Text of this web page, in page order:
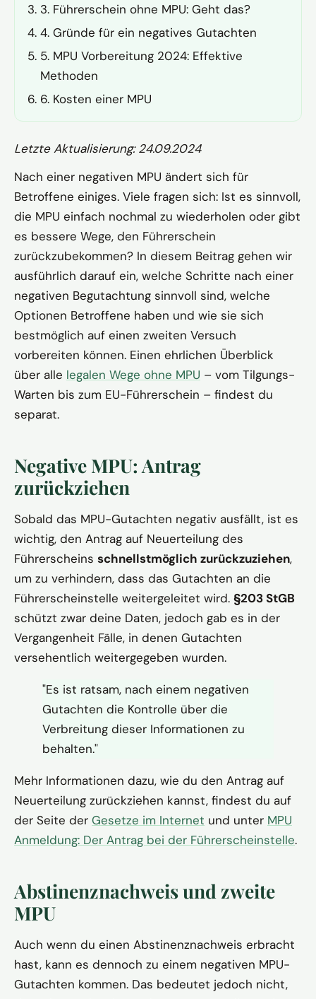
3. Führerschein ohne MPU: Geht das?
4. Gründe für ein negatives Gutachten
5. MPU Vorbereitung 2024: Effektive
Methoden
6. Kosten einer MPU
Letzte Aktualisierung: 24.09.2024
Nach einer negativen MPU ändert sich für
Betroffene einiges. Viele fragen sich: Ist es sinnvoll,
die MPU einfach nochmal zu wiederholen oder gibt
es bessere Wege, den Führerschein
zurückzubekommen? In diesem Beitrag gehen wir
ausführlich darauf ein, welche Schritte nach einer
negativen Begutachtung sinnvoll sind, welche
Optionen Betroffene haben und wie sie sich
bestmöglich auf einen zweiten Versuch
vorbereiten können. Einen ehrlichen Überblick
über alle legalen Wege ohne MPU – vom Tilgungs-
Warten bis zum EU-Führerschein – findest du
separat.
Negative MPU: Antrag
zurückziehen
Sobald das MPU-Gutachten negativ ausfällt, ist es
wichtig, den Antrag auf Neuerteilung des
Führerscheins schnellstmöglich zurückzuziehen,
um zu verhindern, dass das Gutachten an die
Führerscheinstelle weitergeleitet wird. §203 StGB
schützt zwar deine Daten, jedoch gab es in der
Vergangenheit Fälle, in denen Gutachten
versehentlich weitergegeben wurden.
"Es ist ratsam, nach einem negativen
Gutachten die Kontrolle über die
Verbreitung dieser Informationen zu
behalten."
Mehr Informationen dazu, wie du den Antrag auf
Neuerteilung zurückziehen kannst, findest du auf
der Seite der Gesetze im Internet und unter MPU
Anmeldung: Der Antrag bei der Führerscheinstelle.
Abstinenznachweis und zweite
MPU
Auch wenn du einen Abstinenznachweis erbracht
hast, kann es dennoch zu einem negativen MPU-
Gutachten kommen. Das bedeutet jedoch nicht,